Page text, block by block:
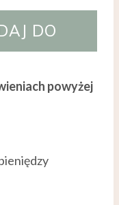
DO
powyżej